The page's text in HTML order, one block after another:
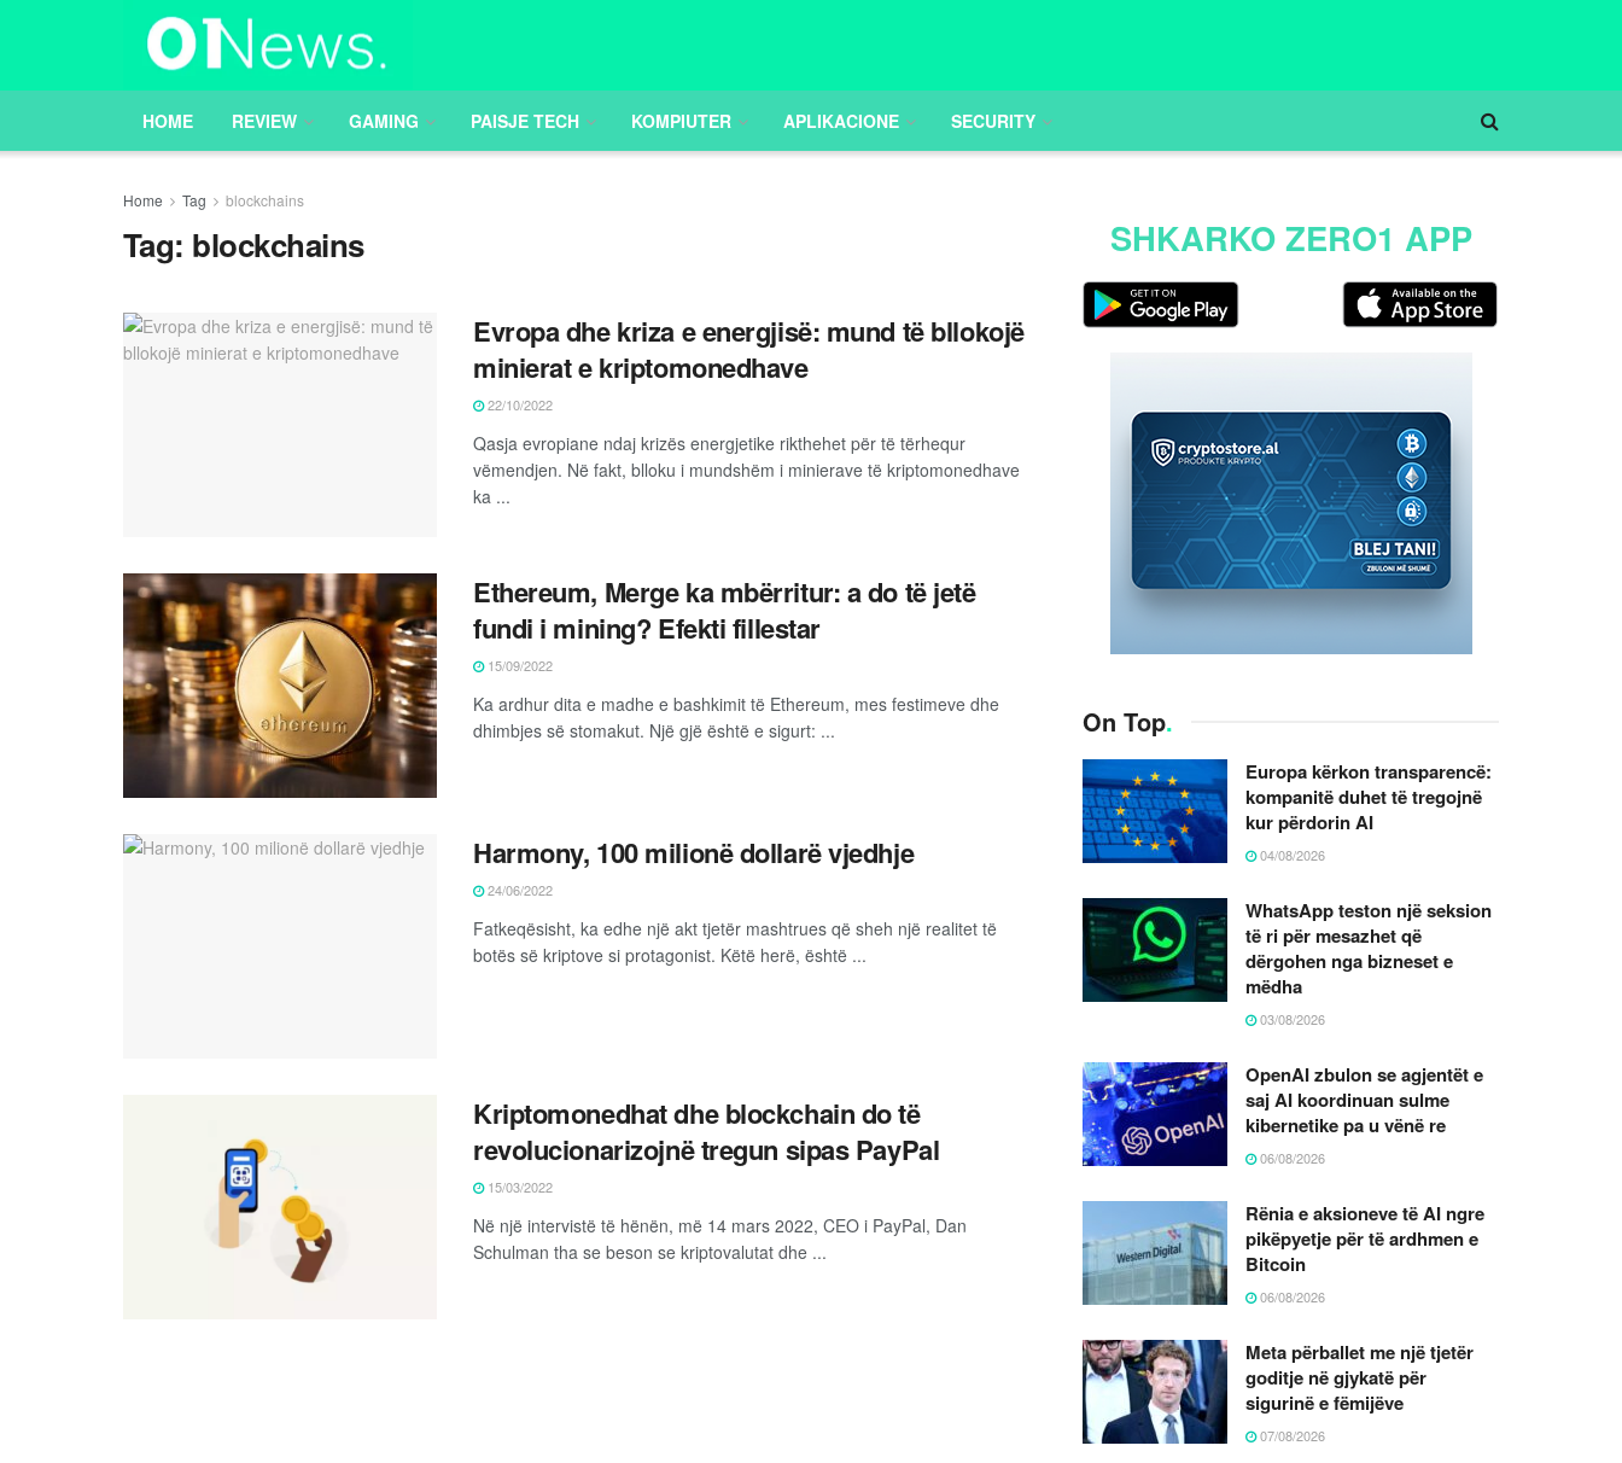
HOME REVIEW GAMING PAISJE TECH KOMPIUTER APLIKACIONE SECURITY
Home Tag blockchains
Tag: blockchains
Evropa dhe kriza e energjisë: mund të bllokojë
minierat e kriptomonedhave
22/10/2022
Qasja evropiane ndaj krizës energjetike rikthehet për të tërhequr
vëmendjen. Në fakt, blloku i mundshëm i minierave të kriptomonedhave
ka ...
Ethereum, Merge ka mbërritur: a do të jetë
fundi i mining? Efekti fillestar
15/09/2022
Ka ardhur dita e madhe e bashkimit të Ethereum, mes festimeve dhe
dhimbjes së stomakut. Një gjë është e sigurt: ...
Harmony, 100 milionë dollarë vjedhje
24/06/2022
Fatkeqësisht, ka edhe një akt tjetër mashtrues që sheh një realitet të
botës së kriptove si protagonist. Këtë herë, është ...
Kriptomonedhat dhe blockchain do të
revolucionarizojnë tregun sipas PayPal
15/03/2022
Në një intervistë të hënën, më 14 mars 2022, CEO i PayPal, Dan
Schulman tha se beson se kriptovalutat dhe ...
SHKARKO ZERO1 APP
On Top.
Europa kërkon transparencë:
kompanitë duhet të tregojnë
kur përdorin AI
04/08/2026
WhatsApp teston një seksion
të ri për mesazhet që
dërgohen nga bizneset e
mëdha
03/08/2026
OpenAI zbulon se agjentët e
saj AI koordinuan sulme
kibernetike pa u vënë re
06/08/2026
Rënia e aksioneve të AI ngre
pikëpyetje për të ardhmen e
Bitcoin
06/08/2026
Meta përballet me një tjetër
goditje në gjykatë për
sigurinë e fëmijëve
07/08/2026